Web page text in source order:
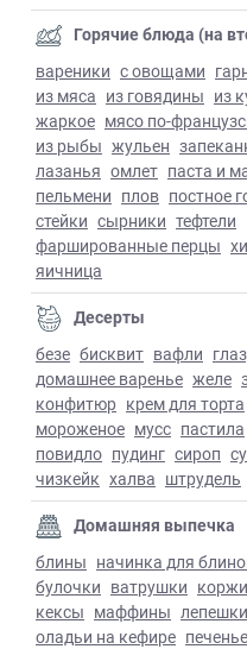
Горячие блюда (на
вареники с овощами
из мяса из говядины из
жаркое мясо по-
из рыбы жульен
лазанья омлет паста и
пельмени плов постное
стейки сырники тефтели
фаршированные перцы
яичница
Десерты
безе бисквит вафли
домашнее варенье желе
конфитюр крем для торта
мороженое мусс пастила
повидло пудинг сироп
чизкейк халва штрудель
Домашняя выпечка
блины начинка для
булочки ватрушки
кексы маффины лепешки
оладьи на кефире